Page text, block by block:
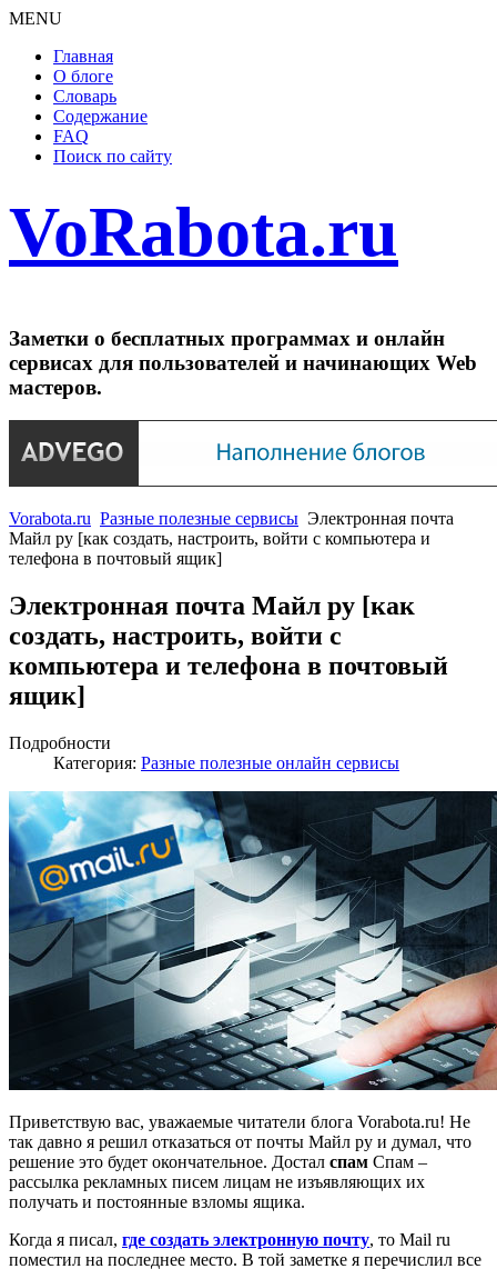
MENU
Главная
О блоге
Словарь
Содержание
FAQ
Поиск по сайту
VoRabota.ru
Заметки о бесплатных программах и онлайн
сервисах для пользователей и начинающих Web
мастеров.
Vorabota.ru Разные полезные сервисы Электронная почта
Майл ру [как создать, настроить, войти с компьютера и
телефона в почтовый ящик]
Электронная почта Майл ру [как
создать, настроить, войти с
компьютера и телефона в почтовый
ящик]
Подробности
Категория: Разные полезные онлайн сервисы
Приветствую вас, уважаемые читатели блога Vorabota.ru! Не
так давно я решил отказаться от почты Майл ру и думал, что
решение это будет окончательное. Достал спам Спам –
рассылка рекламных писем лицам не изъявляющих их
получать и постоянные взломы ящика.
Когда я писал, где создать электронную почту, то Mail ru
поместил на последнее место. В той заметке я перечислил все